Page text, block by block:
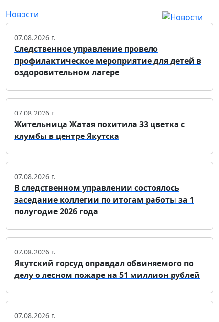
Новости
07.08.2026 г.
Следственное управление провело
профилактическое мероприятие для детей в
оздоровительном лагере
07.08.2026 г.
Жительница Жатая похитила 33 цветка с
клумбы в центре Якутска
07.08.2026 г.
В следственном управлении состоялось
заседание коллегии по итогам работы за 1
полугодие 2026 года
07.08.2026 г.
Якутский горсуд оправдал обвиняемого по
делу о лесном пожаре на 51 миллион рублей
07.08.2026 г.